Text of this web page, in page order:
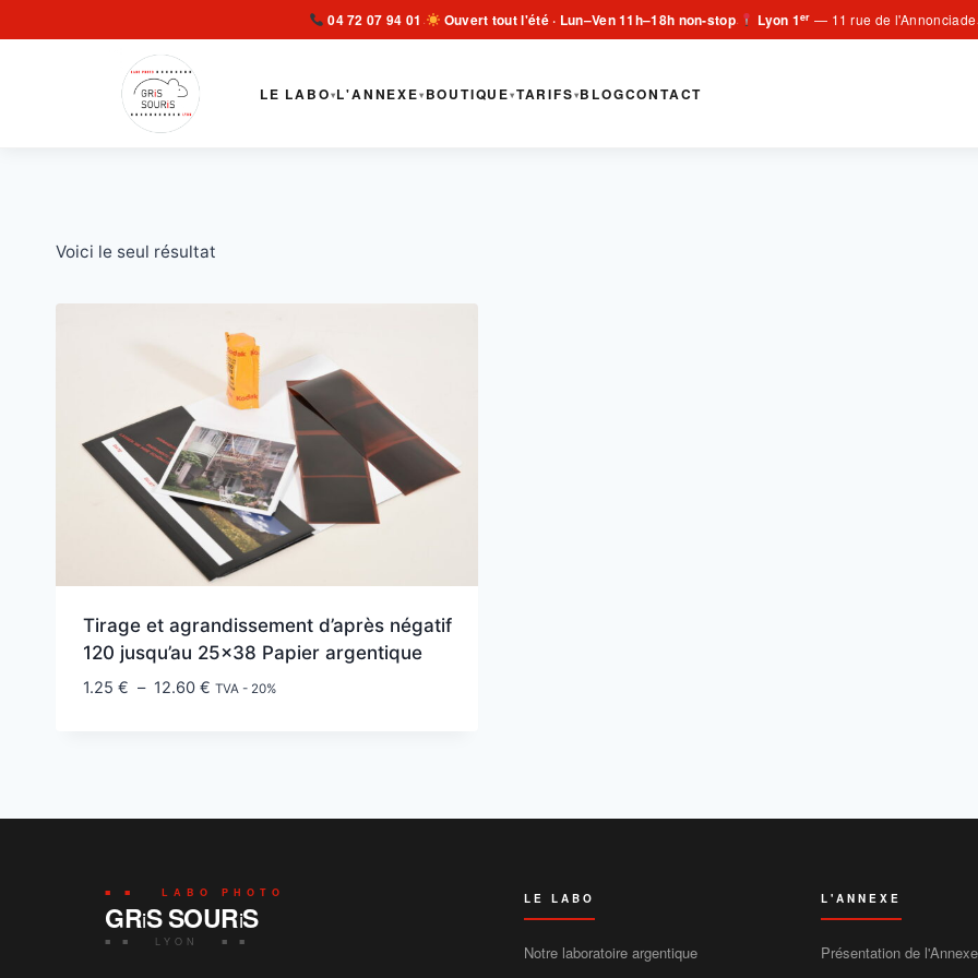
04 72 07 94 01 · Ouvert tout l'été · Lun–Ven 11h–18h non-stop· Lyon 1er — 11 rue de l'Annonciade·
LE LABO▾L'ANNEXE▾ BOUTIQUE▾TARIFS▾BLOGCONTACT
au
Voici le seul résultat
Tirage et agrandissement d’après négatif
120 jusqu’au 25×38 Papier argentique
1.25 € – 12.60 €Plage
TVA - 20%
■ ■ LABO PHOTO
GRiS SOURiS
■ ■ LYON ■ ■
LE LABO
Notre laboratoire argentique
L'ANNEXE
Présentation de l'Annexe